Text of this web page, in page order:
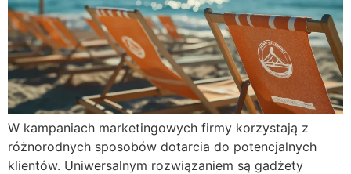
W kampaniach marketingowych firmy korzystają z
różnorodnych sposobów dotarcia do potencjalnych
klientów. Uniwersalnym rozwiązaniem są gadżety